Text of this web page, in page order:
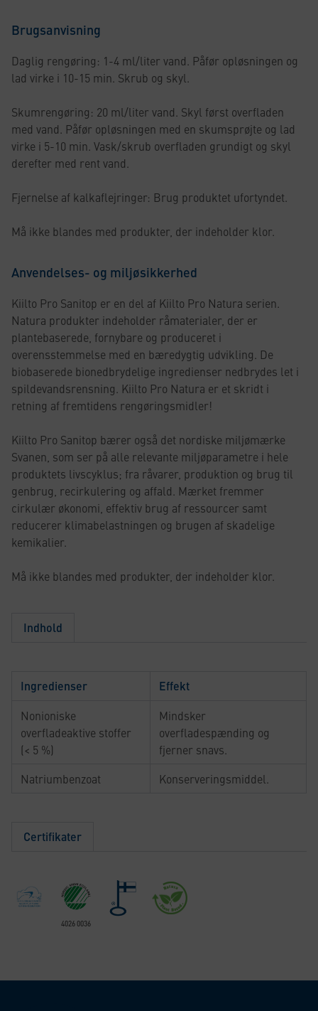
Brugsanvisning
Daglig rengøring: 1-4 ml/liter vand. Påfør opløsningen og
lad virke i 10-15 min. Skrub og skyl.
Skumrengøring: 20 ml/liter vand. Skyl først overfladen
med vand. Påfør opløsningen med en skumsprøjte og lad
virke i 5-10 min. Vask/skrub overfladen grundigt og skyl
derefter med rent vand.
Fjernelse af kalkaflejringer: Brug produktet ufortyndet.
Må ikke blandes med produkter, der indeholder klor.
Anvendelses- og miljøsikkerhed
Kiilto Pro Sanitop er en del af Kiilto Pro Natura serien.
Natura produkter indeholder råmaterialer, der er
plantebaserede, fornybare og produceret i
overensstemmelse med en bæredygtig udvikling. De
biobaserede bionedbrydelige ingredienser nedbrydes let i
spildevandsrensning. Kiilto Pro Natura er et skridt i
retning af fremtidens rengøringsmidler!
Kiilto Pro Sanitop bærer også det nordiske miljømærke
Svanen, som ser på alle relevante miljøparametre i hele
produktets livscyklus; fra råvarer, produktion og brug til
genbrug, recirkulering og affald. Mærket fremmer
cirkulær økonomi, effektiv brug af ressourcer samt
reducerer klimabelastningen og brugen af skadelige
kemikalier.
Må ikke blandes med produkter, der indeholder klor.
Indhold
Ingredienser Effekt
Nonioniske
overfladeaktive stoffer
(< 5 %)
Mindsker
overfladespænding og
fjerner snavs.
Natriumbenzoat
Konserveringsmiddel.
Certifikater
4026 0036